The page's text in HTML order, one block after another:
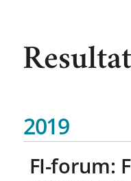
Resultat
2019
FI-forum: